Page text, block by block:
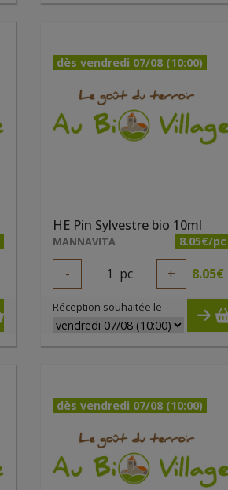
dès vendredi 07/08 (10:00)
HE Pin Sylvestre bio 10ml
MANNAVITA 8.05€/pc
- 1 pc + 8.05€
Réception souhaitée le
dès vendredi 07/08 (10:00)